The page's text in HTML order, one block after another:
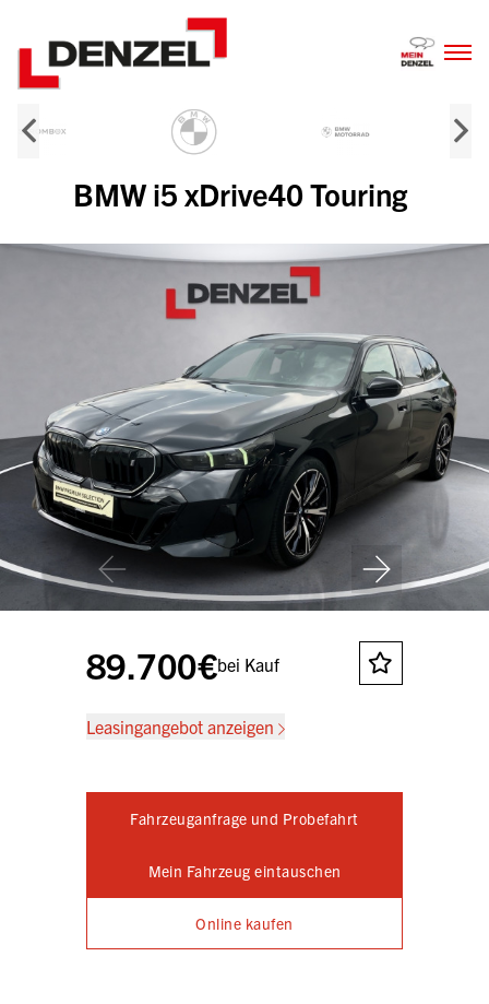
Inhalt
BMW i5 xDrive40 Touring
89.700€bei Kauf
Leasingangebot anzeigen
Fahrzeuganfrage und Probefahrt
Mein Fahrzeug eintauschen
Online kaufen